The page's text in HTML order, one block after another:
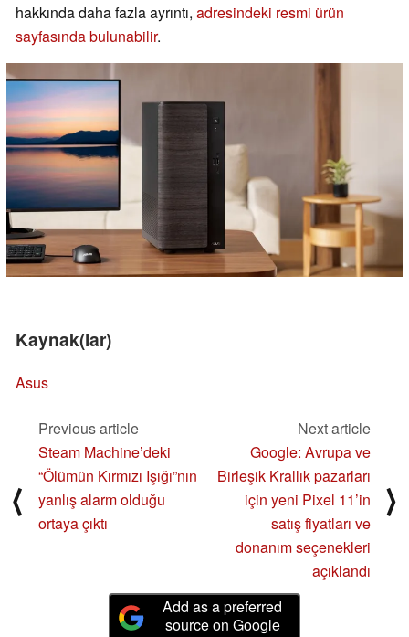
hakkında daha fazla ayrıntı, adresindeki resmi ürün
sayfasında bulunabilir.
Kaynak(lar)
Asus
⟨
Previous article
Steam Machine’deki
“Ölümün Kırmızı Işığı”nın
yanlış alarm olduğu
ortaya çıktı
Next article
Google: Avrupa ve
Birleşik Krallık pazarları
için yeni Pixel 11’in
satış fiyatları ve
donanım seçenekleri
açıklandı
⟩
Add as a preferred
source on Google